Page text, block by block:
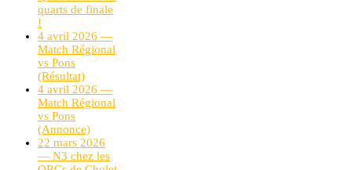
quarts de finale
!
4 avril 2026 —
Match Régional
vs Pons
(Résultat)
4 avril 2026 —
Match Régional
vs Pons
(Annonce)
22 mars 2026
— N3 chez les